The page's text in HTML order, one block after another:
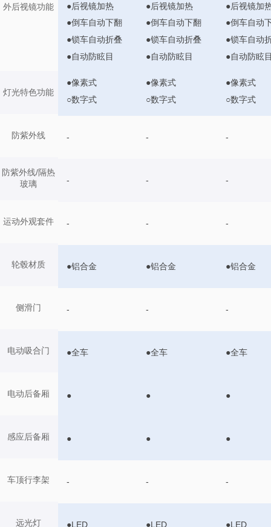
外后视镜功能
灯光特色功能
防紫外线
防紫外线/隔热
玻璃
运动外观套件
轮毂材质
侧滑门
电动吸合门
电动后备厢
感应后备厢
车顶行李架
远光灯
●后视镜加热
●倒车自动下翻
●锁车自动折叠
●自动防眩目
●后视镜加热
●倒车自动下翻
●锁车自动折叠
●自动防眩目
●后视镜加
●倒车自动
●锁车自动
●自动防眩
●像素式
○数字式
●像素式
○数字式
●像素式
○数字式
- - -
- - -
- - -
●铝合金 ●铝合金 ●铝合金
- - -
●全车 ●全车 ●全车
● ● ●
● ● ●
- - -
●LED ●LED ●LED